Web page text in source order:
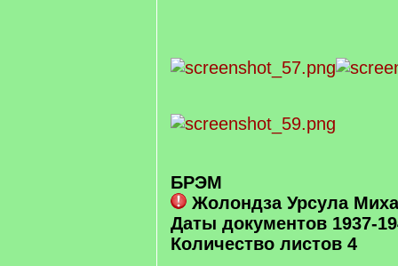
БРЭМ
Жолондза Урсула
Даты документов 1937-
Количество листов 4